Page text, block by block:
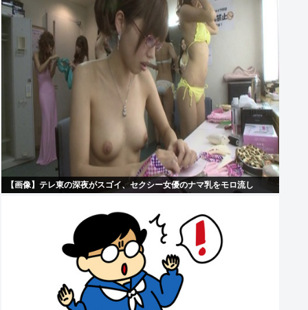
【画像】テレ東の深夜がスゴイ、セクシー女優のナマ乳をモロ流し